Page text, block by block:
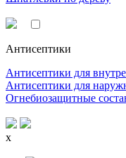
Антисептики
Антисептики для
Антисептики для
Огнебиозащитные
x